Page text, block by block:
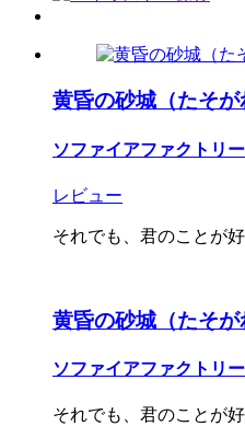
黄昏の砂城（たそが
ソファイアファクトリ
レビュー
それでも、君のことが
黄昏の砂城（たそが
ソファイアファクトリ
それでも、君のことが